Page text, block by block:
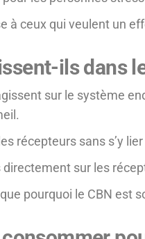
à ceux qui veulent un
ils dans
sur le système
récepteurs sans s’y
directement sur les
pourquoi le CBN est